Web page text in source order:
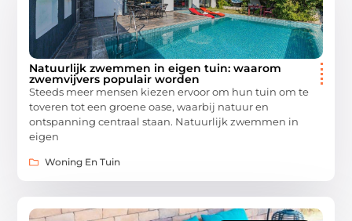
Natuurlijk zwemmen in eigen tuin: waarom
zwemvijvers populair worden
Steeds meer mensen kiezen ervoor om hun tuin om te
toveren tot een groene oase, waarbij natuur en
ontspanning centraal staan. Natuurlijk zwemmen in
eigen
Woning En Tuin